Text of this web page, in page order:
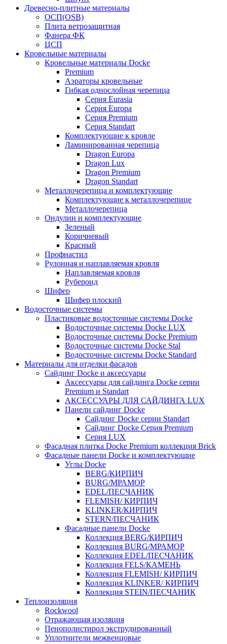
Древесно-плитные материалы
ОСП(OSB)
Плита ветрозащитная
Фанера ФК
ЦСП
Кровельные материалы
Кровельные материалы Docke
Premium
Аэраторы кровельные
Гибкая однослойная черепица
Серия Eurasia
Серия Europa
Серия Premium
Серия Standart
Комплектующие к кровле
Ламинированная черепица
Dragon Europa
Dragon Lux
Dragon Premium
Dragon Standart
Металлочерепица и комплектующие
Комплектующие к металлочерепице
Металлочерепица
Ондулин и комплектующие
Зеленый
Коричневый
Красный
Профнастил
Рулонная и наплавляемая кровля
Наплавляемая кровля
Рубероид
Шифер
Шифер плоский
Водосточные системы
Пластиковые водосточные системы Docke
Водосточные системы Docke LUX
Водосточные системы Docke Premium
Водосточные системы Docke Stal
Водосточные системы Docke Standard
Материалы для отделки фасадов
Сайдинг Docke и аксессуары
Аксессуары для сайдинга Docke серии
Premium и Standart
АКСЕССУАРЫ ДЛЯ САЙДИНГА LUX
Панели сайдинг Docke
Cайдинг Docke серии Standart
Сайдинг Docke Серия Premium
Серия LUX
Фасадная плитка Docke Premium коллекция Brick
Фасадные панели Docke и комплектующие
Углы Docke
BERG/КИРПИЧ
BURG/МРАМОР
EDEL/ПЕСЧАНИК
FLEMISH/ КИРПИЧ
KLINKER/КИРПИЧ
STERN/ПЕСЧАНИК
Фасадные панели Docke
Коллекция BERG/КИРПИЧ
Коллекция BURG/МРАМОР
Коллекция EDEL/ПЕСЧАНИК
Коллекция FELS/КАМЕНЬ
Коллекция FLEMISH/ КИРПИЧ
Коллекция KLINKER/ КИРПИЧ
Коллекция STEIN/ПЕСЧАНИК
Теплоизоляция
Rockwool
Отражающая изоляция
Пенополистирол экструдированный
Уплотнители межвенцовые